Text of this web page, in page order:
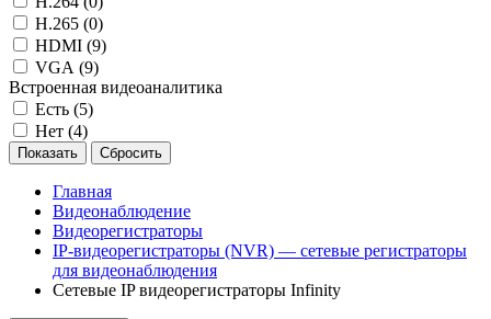
H.265 (0)
HDMI (9)
VGA (9)
Встроенная видеоаналитика
Есть (5)
Нет (4)
Главная
Видеонаблюдение
Видеорегистраторы
IP-видеорегистраторы (NVR) — сетевые регистраторы
для видеонаблюдения
Сетевые IP видеорегистраторы Infinity